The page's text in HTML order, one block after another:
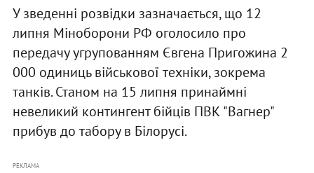
У зведенні розвідки зазначається, що 12
липня Міноборони РФ оголосило про
передачу угрупованням Євгена Пригожина 2
000 одиниць військової техніки, зокрема
танків. Станом на 15 липня принаймні
невеликий контингент бійців ПВК "Вагнер"
прибув до табору в Білорусі.
РЕКЛАМА